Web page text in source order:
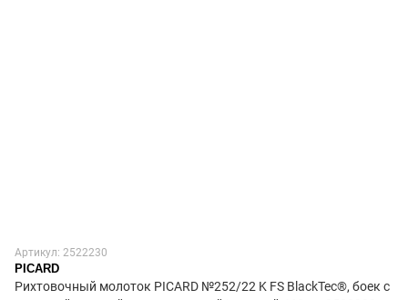
Артикул: 2522230
PICARD
Рихтовочный молоток PICARD №252/22 K FS BlackTec®, боек с